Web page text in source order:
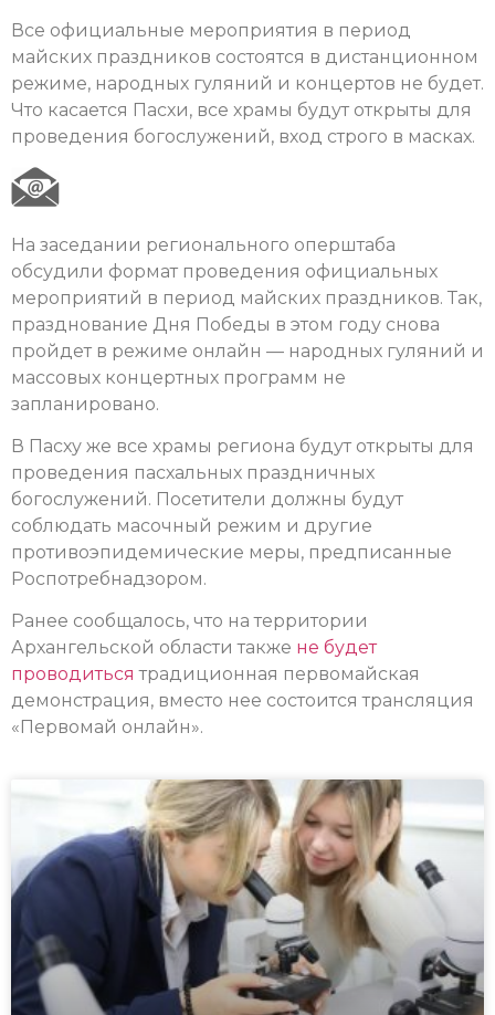
Все официальные мероприятия в период
майских праздников состоятся в дистанционном
режиме, народных гуляний и концертов не будет.
Что касается Пасхи, все храмы будут открыты для
проведения богослужений, вход строго в масках.
На заседании регионального оперштаба
обсудили формат проведения официальных
мероприятий в период майских праздников. Так,
празднование Дня Победы в этом году снова
пройдет в режиме онлайн — народных гуляний и
массовых концертных программ не
запланировано.
В Пасху же все храмы региона будут открыты для
проведения пасхальных праздничных
богослужений. Посетители должны будут
соблюдать масочный режим и другие
противоэпидемические меры, предписанные
Роспотребнадзором.
Ранее сообщалось, что на территории
Архангельской области также не будет
проводиться традиционная первомайская
демонстрация, вместо нее состоится трансляция
«Первомай онлайн».